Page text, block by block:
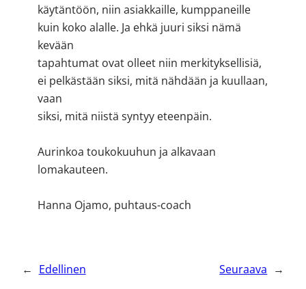
käytäntöön, niin asiakkaille, kumppaneille
kuin koko alalle. Ja ehkä juuri siksi nämä
kevään
tapahtumat ovat olleet niin merkityksellisiä,
ei pelkästään siksi, mitä nähdään ja kuullaan,
vaan
siksi, mitä niistä syntyy eteenpäin.
Aurinkoa toukokuuhun ja alkavaan
lomakauteen.
Hanna Ojamo, puhtaus-coach
← Edellinen Seuraava →